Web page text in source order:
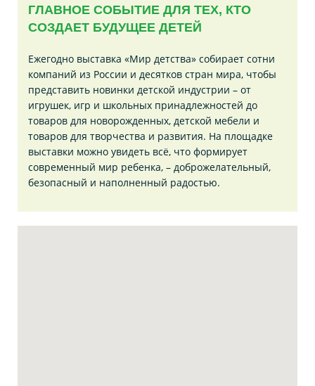
ГЛАВНОЕ СОБЫТИЕ ДЛЯ ТЕХ, КТО
СОЗДАЕТ БУДУЩЕЕ ДЕТЕЙ
Ежегодно выставка «Мир детства» собирает сотни
компаний из России и десятков стран мира, чтобы
представить новинки детской индустрии – от
игрушек, игр и школьных принадлежностей до
товаров для новорожденных, детской мебели и
товаров для творчества и развития. На площадке
выставки можно увидеть всё, что формирует
современный мир ребенка, – доброжелательный,
безопасный и наполненный радостью.